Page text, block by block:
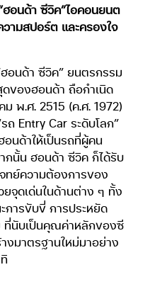
อนด้า ซีวิค”ไอคอนยนต
ามสปอร์ต และครองใจ
อนด้า ซีวิค” ยนตรกรรม
ของฮอนด้า ถือกำเนิด
พ.ศ. 2515 (ค.ศ. 1972)
ถ Entry Car ระดับโลก”
นด้าให้เป็นรถที่ผู้คน
กนั้น ฮอนด้า ซีวิค ก็ได้รับ
ทย์ความต้องการของ
จุดเด่นในด้านต่าง ๆ ทั้ง
การขับขี่ การประหยัด
ที่นับเป็นคุณค่าหลักของซี
งมาตรฐานใหม่มาอย่าง